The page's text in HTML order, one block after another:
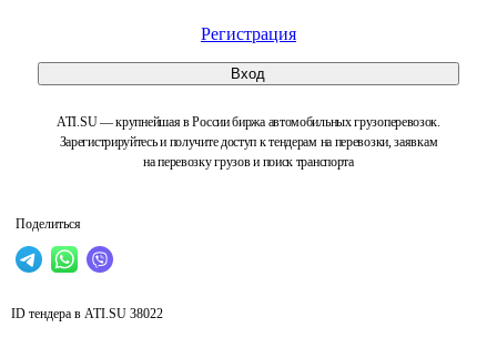
Регистрация
Вход
ATI.SU — крупнейшая в России биржа автомобильных грузоперевозок.
Зарегистрируйтесь и получите доступ к тендерам на перевозки, заявкам
на перевозку грузов и поиск транспорта
Поделиться
ID тендера в ATI.SU 38022